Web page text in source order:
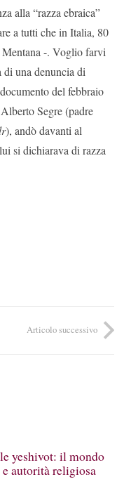
alla “razza ebraica”
a tutti che in Italia, 80
Mentana -. Voglio farvi
di una denuncia di
del febbraio
Segre (padre
), andò davanti al
si dichiarava di razza
Articolo successivo
yeshivot: il mondo
autorità religiosa